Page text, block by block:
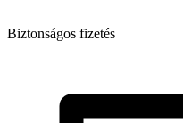
Biztonságos fizetés